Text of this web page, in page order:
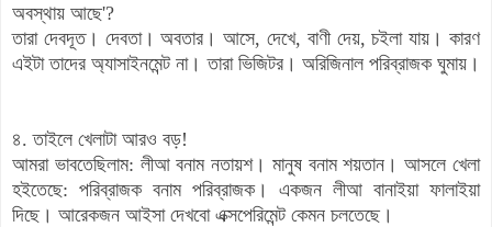
অবস্থায় আছে'?
তারা দেবদূত। দেবতা। অবতার। আসে, দেখে, বাণী দেয়, চইলা যায়। কারণ
এইটা তাদের অ্যাসাইনমেন্ট না। তারা ভিজিটর। অরিজিনাল পরিব্রাজক ঘুমায়।
৪. তাইলে খেলাটা আরও বড়!
আমরা ভাবতেছিলাম: লীআ বনাম নতায়শ। মানুষ বনাম শয়তান। আসলে খেলা
হইতেছে: পরিব্রাজক বনাম পরিব্রাজক। একজন লীআ বানাইয়া ফালাইয়া
দিছে। আরেকজন আইসা দেখবো এক্সপেরিমেন্ট কেমন চলতেছে।